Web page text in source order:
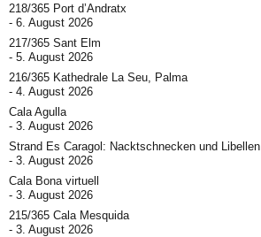
218/365 Port d’Andratx
6. August 2026
217/365 Sant Elm
5. August 2026
216/365 Kathedrale La Seu, Palma
4. August 2026
Cala Agulla
3. August 2026
Strand Es Caragol: Nacktschnecken und Libellen
3. August 2026
Cala Bona virtuell
3. August 2026
215/365 Cala Mesquida
3. August 2026